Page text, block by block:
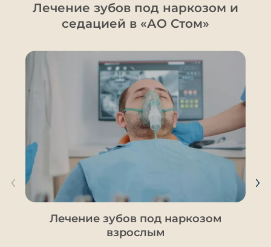
Лечение зубов под наркозом и
седацией в «АО Стом»
Лечение зубов под наркозом
взрослым